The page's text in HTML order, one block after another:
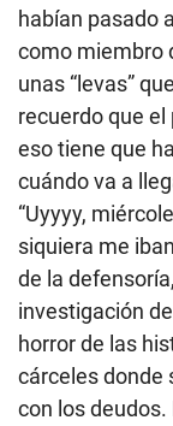
habían pasado
como miembro
unas “levas”
recuerdo que el
eso tiene que
cuándo va a
“Uyyyy,
siquiera me
de la
investigación
horror de las
cárceles donde
con los